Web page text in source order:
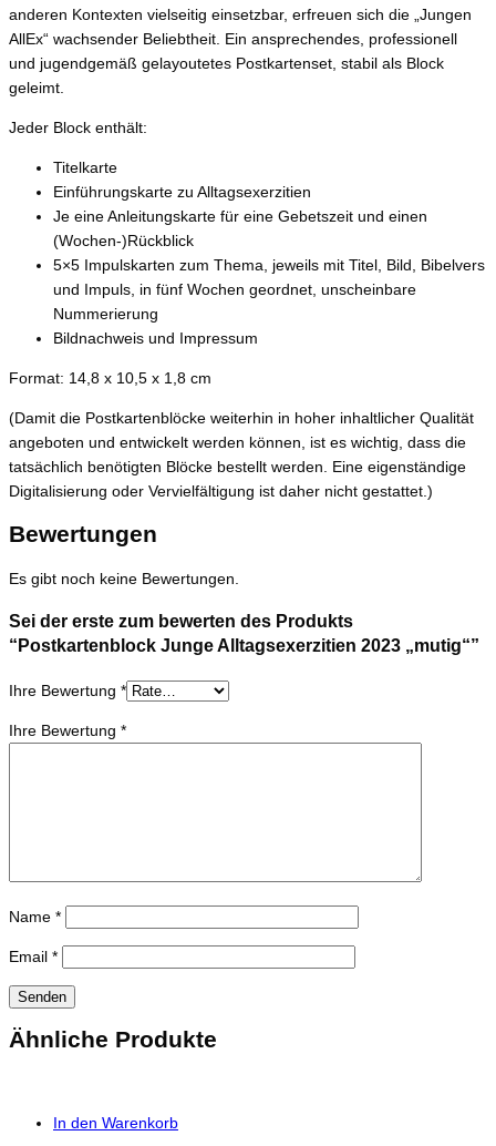
anderen Kontexten vielseitig einsetzbar, erfreuen sich die „Jungen
AllEx“ wachsender Beliebtheit. Ein ansprechendes, professionell
und jugendgemäß gelayoutetes Postkartenset, stabil als Block
geleimt.
Jeder Block enthält:
Titelkarte
Einführungskarte zu Alltagsexerzitien
Je eine Anleitungskarte für eine Gebetszeit und einen
(Wochen-)Rückblick
5×5 Impulskarten zum Thema, jeweils mit Titel, Bild, Bibelvers
und Impuls, in fünf Wochen geordnet, unscheinbare
Nummerierung
Bildnachweis und Impressum
Format: 14,8 x 10,5 x 1,8 cm
(Damit die Postkartenblöcke weiterhin in hoher inhaltlicher Qualität
angeboten und entwickelt werden können, ist es wichtig, dass die
tatsächlich benötigten Blöcke bestellt werden. Eine eigenständige
Digitalisierung oder Vervielfältigung ist daher nicht gestattet.)
Bewertungen
Es gibt noch keine Bewertungen.
Sei der erste zum bewerten des Produkts
“Postkartenblock Junge Alltagsexerzitien 2023 „mutig“”
Ihre Bewertung *
Ihre Bewertung *
Name *
Email *
Ähnliche Produkte
In den Warenkorb